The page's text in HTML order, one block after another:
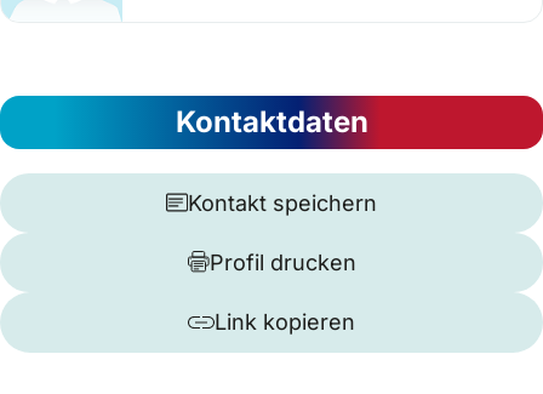
Kontaktdaten
Kontakt speichern
Profil drucken
Link kopieren